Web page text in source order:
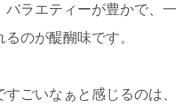
ラエティーが豊かで、一
のが醍醐味です。
ごいなぁと感じるのは、